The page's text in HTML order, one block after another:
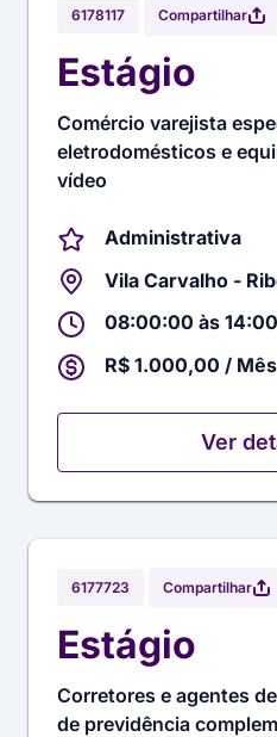
6178117 Compartilhar
Estágio
Comércio varejista
eletrodomésticos e
vídeo
Administrativa
Vila Carvalho -
08:00:00 às
R$ 1.000,00 / Mês
Ver
6177723 Compartilhar
Estágio
Corretores e agentes
de previdência